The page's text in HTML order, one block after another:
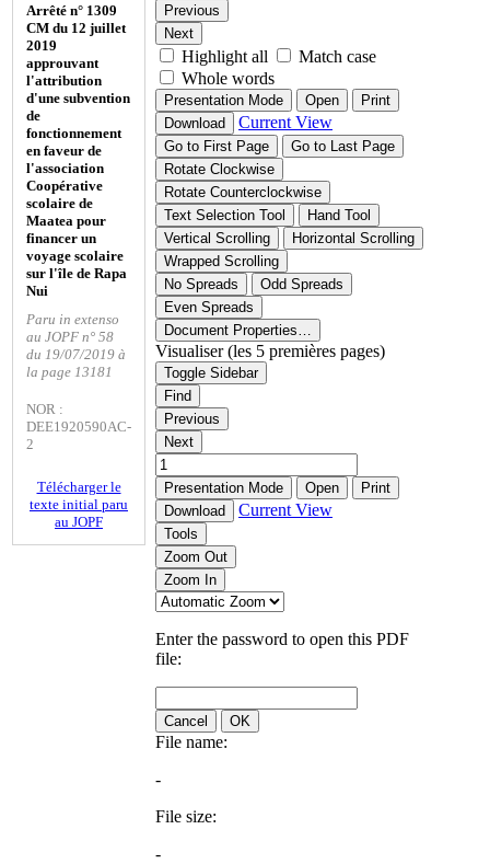
Arrêté n° 1309
CM du 12 juillet
2019
approuvant
l'attribution
d'une subvention
de
fonctionnement
en faveur de
l'association
Coopérative
scolaire de
Maatea pour
financer un
voyage scolaire
sur l'île de Rapa
Nui
Paru in extenso
au JOPF n° 58
du 19/07/2019 à
la page 13181
NOR :
DEE1920590AC-
2
Télécharger le
texte initial paru
au JOPF
Previous
Next
Highlight all
Match case
Whole words
Presentation Mode Open
Print
Download
Current View
Go to First Page
Go to Last Page
Rotate Clockwise
Rotate Counterclockwise
Text Selection Tool
Hand Tool
Vertical Scrolling
Horizontal Scrolling
Wrapped Scrolling
No Spreads
Odd Spreads
Even Spreads
Document Properties…
Visualiser (les 5 premières pages)
Toggle Sidebar
Find
Previous
Next
Presentation Mode Open
Print
Download
Current View
Tools
Zoom Out
Zoom In
Enter the password to open this PDF
file:
Cancel OK
File name:
-
File size:
-